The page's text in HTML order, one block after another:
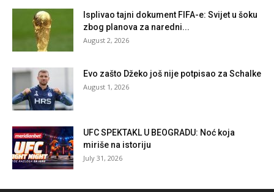
Isplivao tajni dokument FIFA-e: Svijet u šoku
zbog planova za naredni...
August 2, 2026
Evo zašto Džeko još nije potpisao za Schalke
August 1, 2026
UFC SPEKTAKL U BEOGRADU: Noć koja
miriše na istoriju
July 31, 2026